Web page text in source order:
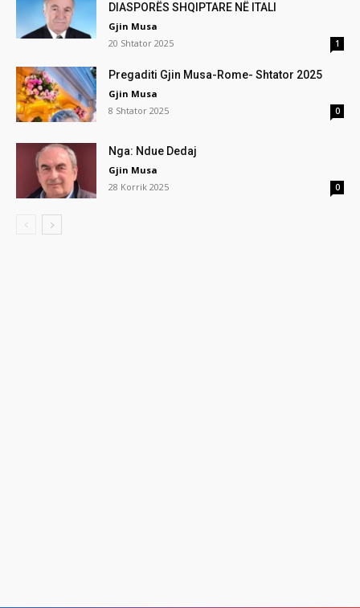
DIASPORËS SHQIPTARE NË ITALI
Gjin Musa
20 Shtator 2025
1
Pregaditi Gjin Musa-Rome- Shtator 2025
Gjin Musa
8 Shtator 2025
0
Nga: Ndue Dedaj
Gjin Musa
28 Korrik 2025
0